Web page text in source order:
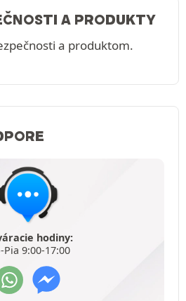
A PRODUKTY
a produktom.
hodiny:
Pia 9:00-17:00